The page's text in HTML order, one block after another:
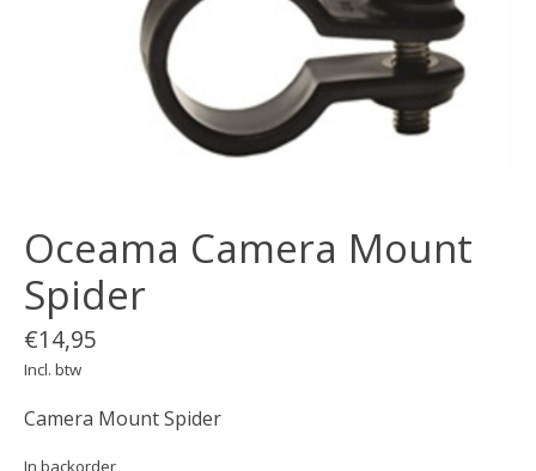
Oceama Camera Mount
Spider
€14,95
Incl. btw
Camera Mount Spider
In backorder